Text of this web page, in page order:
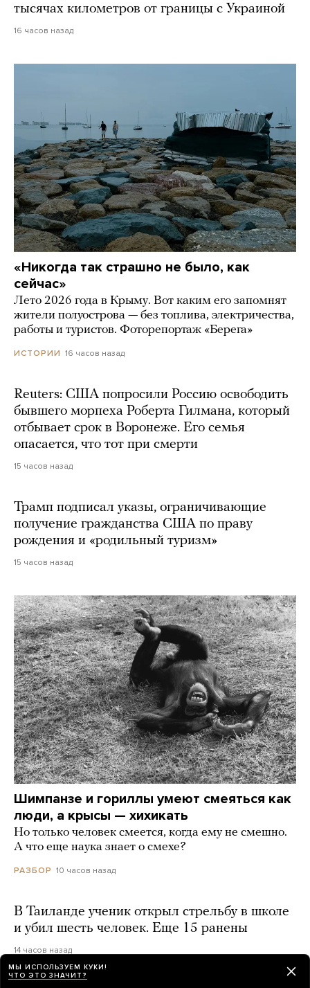
тысячах километров от границы с Украиной
16 часов назад
«Никогда так страшно не было, как
сейчас»
Лето 2026 года в Крыму. Вот каким его запомнят
жители полуострова — без топлива, электричества,
работы и туристов. Фоторепортаж «Берега»
ИСТОРИИ 16 часов назад
Reuters: США попросили Россию освободить
бывшего морпеха Роберта Гилмана, который
отбывает срок в Воронеже. Его семья
опасается, что тот при смерти
15 часов назад
Трамп подписал указы, ограничивающие
получение гражданства США по праву
рождения и «родильный туризм»
15 часов назад
Шимпанзе и гориллы умеют смеяться как
люди, а крысы — хихикать
Но только человек смеется, когда ему не смешно.
А что еще наука знает о смехе?
РАЗБОР 10 часов назад
В Таиланде ученик открыл стрельбу в школе
и убил шесть человек. Еще 15 ранены
14 часов назад
МЫ ИСПОЛЬЗУЕМ КУКИ!
ЧТО ЭТО ЗНАЧИТ?